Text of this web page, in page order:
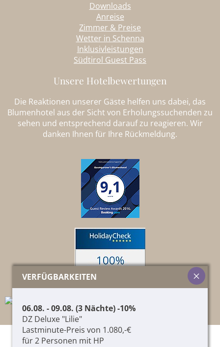
VERFÜGBARKEITEN
06.08. - 09.08. (3 Nächte) -10%
DZ Deluxe "Lilie"
Lastminute-Preis von 1.080,-€
für 2 Personen mit HP
Downloads
Anreise
Zimmer & Preise
Wetter in Schenna
Inklusivleistungen
Südtirol Guest Pass
Unsere Hotelbewertungen
Die Reaktionen unserer Gäste helfen uns dabei, das
Blumenhotel aus der Sicht von Erholungssuchenden zu
sehen und entsprechend darauf zu reagieren. Wir
danken Ihnen für Ihre Rückmeldung.
© 2026 Pircher Helene & Co. KG,